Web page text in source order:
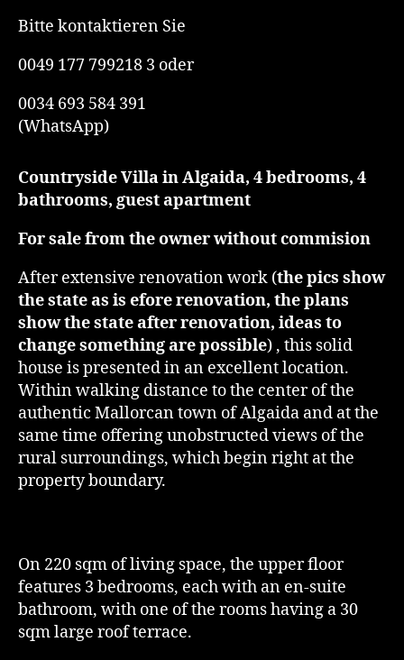
Bitte kontaktieren Sie
0049 177 799218 3 oder
0034 693 584 391
(WhatsApp)
Countryside Villa in Algaida, 4 bedrooms, 4
bathrooms, guest apartment
For sale from the owner without commision
After extensive renovation work (the pics show
the state as is efore renovation, the plans
show the state after renovation, ideas to
change something are possible) , this solid
house is presented in an excellent location.
Within walking distance to the center of the
authentic Mallorcan town of Algaida and at the
same time offering unobstructed views of the
rural surroundings, which begin right at the
property boundary.
On 220 sqm of living space, the upper floor
features 3 bedrooms, each with an en-suite
bathroom, with one of the rooms having a 30
sqm large roof terrace.